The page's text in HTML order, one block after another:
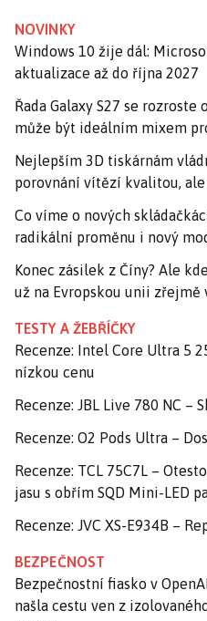
NOVINKY
Windows 10 žije dál:
aktualizace až do října 2027
Řada Galaxy S27 se
může být ideálním mixem
Nejlepším 3D tiskárnám
porovnání vítězí kvalitou,
Co víme o nových
radikální proměnu i nový
Konec zásilek z Číny? Ale
už na Evropskou unii zřejmě
TESTY A ŽEBŘÍČKY
Recenze: Intel Core Ultra 5
nízkou cenu
Recenze: JBL Live 780 NC
Recenze: O2 Pods Ultra –
Recenze: TCL 75C7L –
jasu s obřím SQD Mini-LED
Recenze: JVC XS-E934B –
BEZPEČNOST
Bezpečnostní fiasko v
našla cestu ven z